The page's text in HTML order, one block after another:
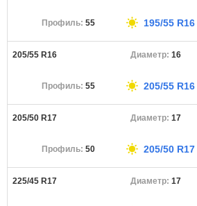
55 195/55 R16
205/55 R16 16
55 205/55 R16
205/50 R17 17
50 205/50 R17
225/45 R17 17